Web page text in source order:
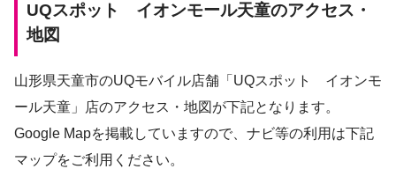
UQスポット イオンモール天童のアクセス・
地図
山形県天童市のUQモバイル店舗「UQスポット イオンモ
ール天童」店のアクセス・地図が下記となります。
Google Mapを掲載していますので、ナビ等の利用は下記
マップをご利用ください。